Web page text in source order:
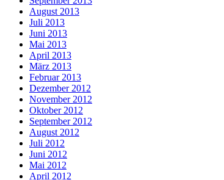
August 2013
Juli 2013
Juni 2013
Mai 2013
April 2013
März 2013
Februar 2013
Dezember 2012
November 2012
Oktober 2012
September 2012
August 2012
Juli 2012
Juni 2012
Mai 2012
April 2012